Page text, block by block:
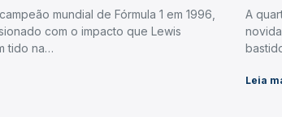
mundial de Fórmula 1 em 1996,
com o impacto que Lewis
tido na…
A
Leia